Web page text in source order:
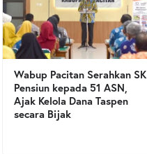
Wabup Pacitan Serahkan SK
Pensiun kepada 51 ASN,
Ajak Kelola Dana Taspen
secara Bijak